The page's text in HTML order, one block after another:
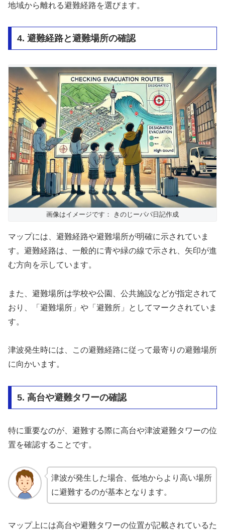
地域から離れる避難経路を選びます。
4. 避難経路と避難場所の確認
画像はイメージです： きのじーパパ日記作成
マップには、避難経路や避難場所が明確に示されていま
す。避難経路は、一般的に青や緑の線で示され、矢印が進
む方向を示しています。
また、避難場所は学校や公園、公共施設などが指定されて
おり、「避難場所」や「避難所」としてマークされていま
す。
津波発生時には、この避難経路に従って最寄りの避難場所
に向かいます。
5. 高台や避難タワーの確認
特に重要なのが、避難する際に高台や津波避難タワーの位
置を確認することです。
津波が発生した場合、低地からより高い場所
に避難するのが基本となります。
マップ上には高台や避難タワーの位置が記載されているた